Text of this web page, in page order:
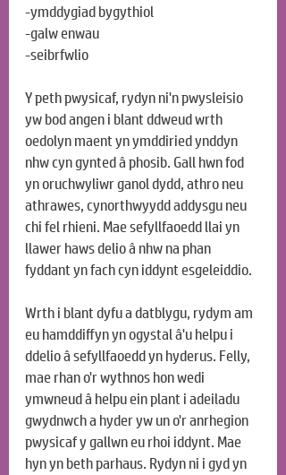
-ymddygiad bygythiol
-galw enwau
-seibrfwlio
Y peth pwysicaf, rydyn ni'n pwysleisio
yw bod angen i blant ddweud wrth
oedolyn maent yn ymddiried ynddyn
nhw cyn gynted â phosib. Gall hwn fod
yn oruchwyliwr ganol dydd, athro neu
athrawes, cynorthwyydd addysgu neu
chi fel rhieni. Mae sefyllfaoedd llai yn
llawer haws delio â nhw na phan
fyddant yn fach cyn iddynt esgeleiddio.
Wrth i blant dyfu a datblygu, rydym am
eu hamddiffyn yn ogystal â'u helpu i
ddelio â sefyllfaoedd yn hyderus. Felly,
mae rhan o'r wythnos hon wedi
ymwneud â helpu ein plant i adeiladu
gwydnwch a hyder yw un o'r anrhegion
pwysicaf y gallwn eu rhoi iddynt. Mae
hyn yn beth parhaus. Rydyn ni i gyd yn